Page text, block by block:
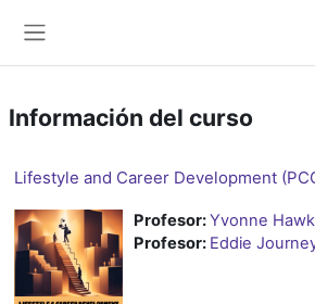
Información del curso
Lifestyle and Career Development
Profesor:Yvonne
Profesor: Eddie